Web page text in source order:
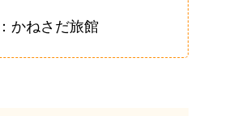
かねさだ旅館